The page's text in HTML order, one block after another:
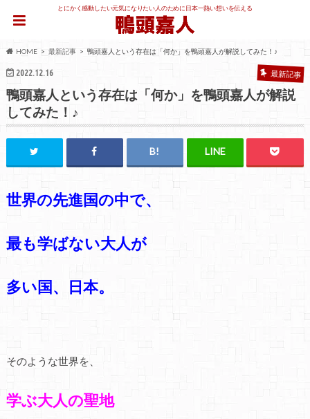
とにかく感動したい元気になりたい人のために日本一熱い想いを伝える
HOME 最新記事 鴨頭嘉人という存在は「何か」を鴨頭嘉人が解説してみた！♪
2022.12.16 最新記事
鴨頭嘉人という存在は「何か」を鴨頭嘉人が解説
してみた！♪
世界の先進国の中で、
最も学ばない大人が
多い国、日本。
そのような世界を、
学ぶ大人の聖地